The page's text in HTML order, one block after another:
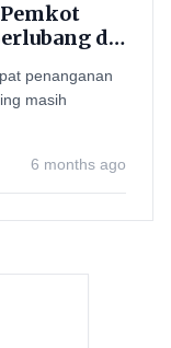
di
penanganan
masih
6 months ago